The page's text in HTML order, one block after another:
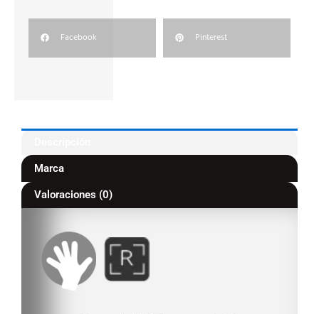
Facebook Pinterest
Marca
Valoraciones (0)